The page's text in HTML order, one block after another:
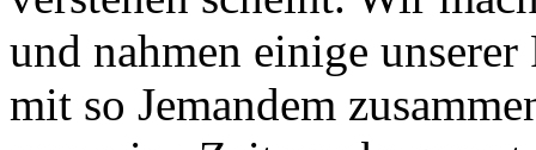
und nahmen einige
mit so Jemandem